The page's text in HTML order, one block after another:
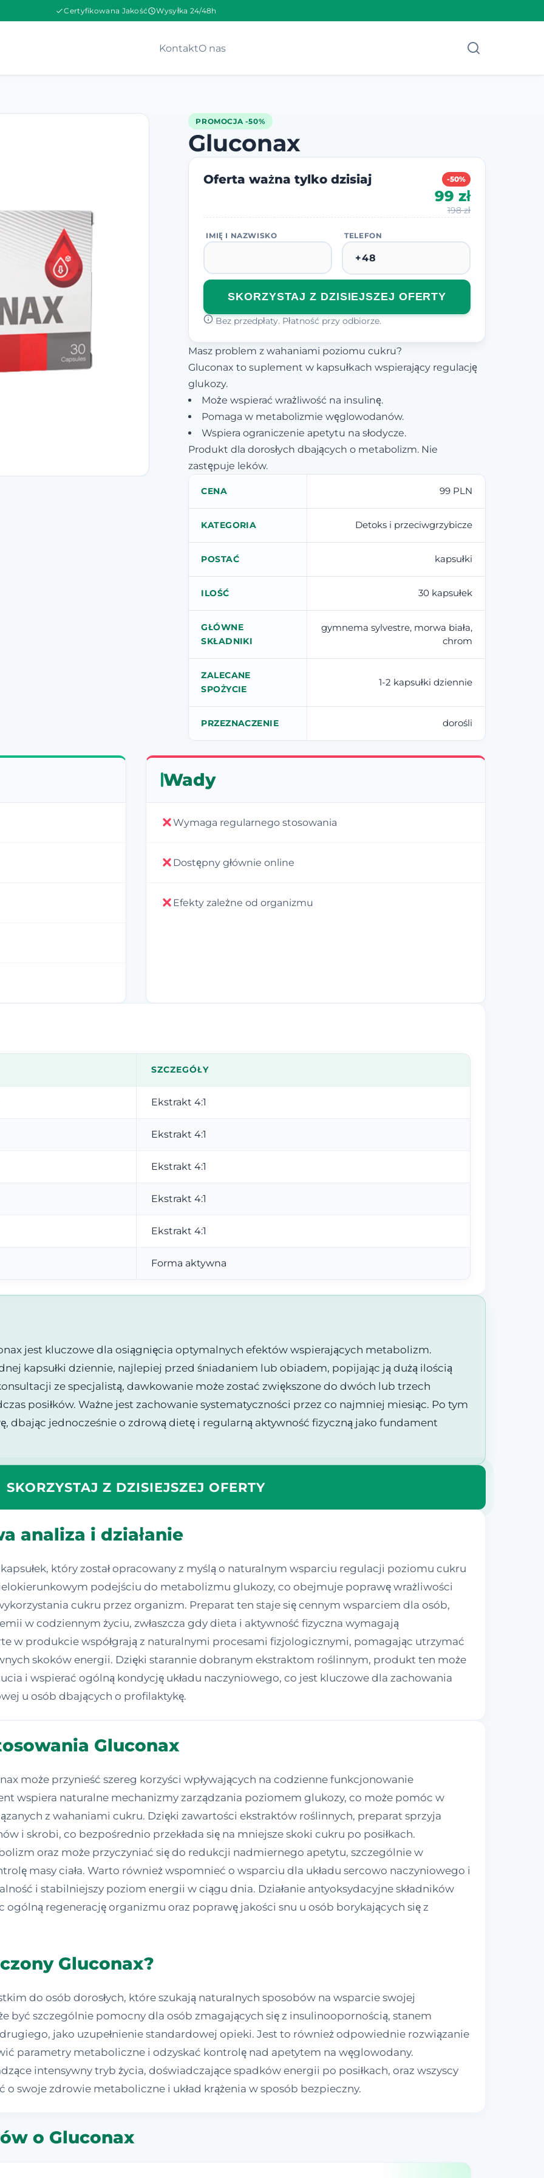
Certyfikowana Jakość Wysyłka 24/48h
KontaktO nas
PROMOCJA -50%
Gluconax
Oferta ważna tylko dzisiaj -50%
99 zł
198 zł
IMIĘ I NAZWISKO TELEFON
SKORZYSTAJ Z DZISIEJSZEJ OFERTY
Bez przedpłaty. Płatność przy odbiorze.
Masz problem z wahaniami poziomu cukru?
Gluconax to suplement w kapsułkach wspierający regulację
glukozy.
Może wspierać wrażliwość na insulinę.
Pomaga w metabolizmie węglowodanów.
Wspiera ograniczenie apetytu na słodycze.
Produkt dla dorosłych dbających o metabolizm. Nie
zastępuje leków.
CENA 99 PLN
KATEGORIA Detoks i przeciwgrzybicze
POSTAĆ kapsułki
ILOŚĆ 30 kapsułek
GŁÓWNE
SKŁADNIKI
gymnema sylvestre, morwa biała,
chrom
ZALECANE
SPOŻYCIE
1-2 kapsułki dziennie
PRZEZNACZENIE dorośli
Wady
Wymaga regularnego stosowania
Dostępny głównie online
Efekty zależne od organizmu
SZCZEGÓŁY
Ekstrakt 4:1
Ekstrakt 4:1
Ekstrakt 4:1
Ekstrakt 4:1
Ekstrakt 4:1
Forma aktywna
jest kluczowe dla osiągnięcia optymalnych efektów wspierających metabolizm.
kapsułki dziennie, najlepiej przed śniadaniem lub obiadem, popijając ją dużą ilością
ze specjalistą, dawkowanie może zostać zwiększone do dwóch lub trzech
posiłków. Ważne jest zachowanie systematyczności przez co najmniej miesiąc. Po tym
dbając jednocześnie o zdrową dietę i regularną aktywność fizyczną jako fundament
SKORZYSTAJ Z DZISIEJSZEJ OFERTY
analiza i działanie
który został opracowany z myślą o naturalnym wsparciu regulacji poziomu cukru
podejściu do metabolizmu glukozy, co obejmuje poprawę wrażliwości
cukru przez organizm. Preparat ten staje się cennym wsparciem dla osób,
w codziennym życiu, zwłaszcza gdy dieta i aktywność fizyczna wymagają
w produkcie współgrają z naturalnymi procesami fizjologicznymi, pomagając utrzymać
skoków energii. Dzięki starannie dobranym ekstraktom roślinnym, produkt ten może
i wspierać ogólną kondycję układu naczyniowego, co jest kluczowe dla zachowania
u osób dbających o profilaktykę.
Gluconax
może przynieść szereg korzyści wpływających na codzienne funkcjonowanie
wspiera naturalne mechanizmy zarządzania poziomem glukozy, co może pomóc w
z wahaniami cukru. Dzięki zawartości ekstraktów roślinnych, preparat sprzyja
i skrobi, co bezpośrednio przekłada się na mniejsze skoki cukru po posiłkach.
oraz może przyczyniać się do redukcji nadmiernego apetytu, szczególnie w
masy ciała. Warto również wspomnieć o wsparciu dla układu sercowo naczyniowego i
i stabilniejszy poziom energii w ciągu dnia. Działanie antyoksydacyjne składników
regenerację organizmu oraz poprawę jakości snu u osób borykających się z
Gluconax?
do osób dorosłych, które szukają naturalnych sposobów na wsparcie swojej
być szczególnie pomocny dla osób zmagających się z insulinoopornością, stanem
jako uzupełnienie standardowej opieki. Jest to również odpowiednie rozwiązanie
parametry metaboliczne i odzyskać kontrolę nad apetytem na węglowodany.
intensywny tryb życia, doświadczające spadków energii po posiłkach, oraz wszyscy
swoje zdrowie metaboliczne i układ krążenia w sposób bezpieczny.
o Gluconax